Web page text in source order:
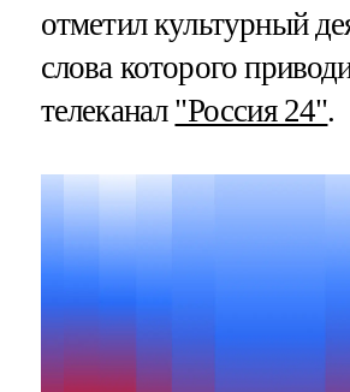
отметил культурный
слова которого
телеканал "Россия 24".